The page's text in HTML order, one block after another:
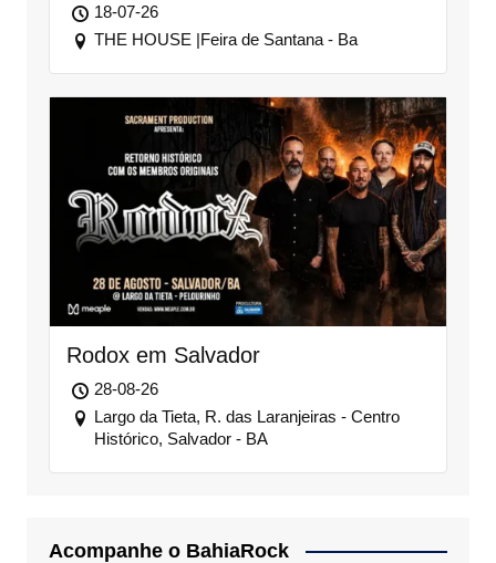
18-07-26
THE HOUSE |Feira de Santana - Ba
Rodox em Salvador
28-08-26
Largo da Tieta, R. das Laranjeiras - Centro
Histórico, Salvador - BA
Acompanhe o BahiaRock